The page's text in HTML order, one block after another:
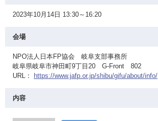
2023年10月14日 13:30～16:20
会場
NPO法人日本FP協会 岐阜支部事務所
岐阜県岐阜市神田町9丁目20 G-Front 802
URL：
https://www.jafp.or.jp/shibu/gifu/about/info/
内容